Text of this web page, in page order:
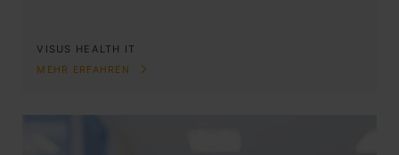
VISUS HEALTH IT
MEHR ERFAHREN